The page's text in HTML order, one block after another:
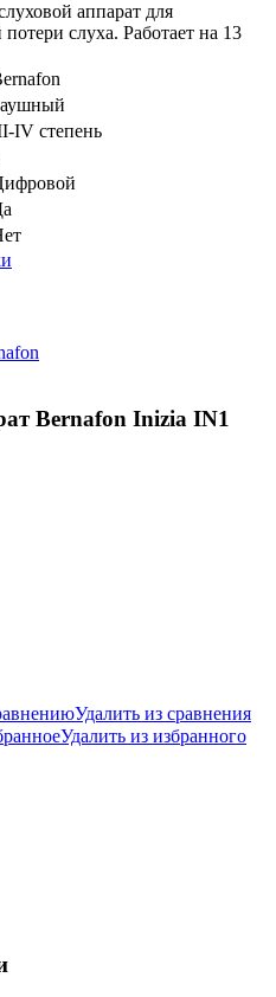
аппарат для
слуха. Работает на 13
IV степень
Bernafon Inizia IN1
Удалить из сравнения
Удалить из избранного